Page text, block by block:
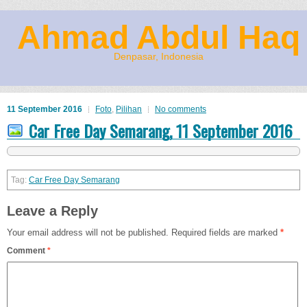
Ahmad Abdul Haq
Denpasar, Indonesia
11 September 2016 Foto, Pilihan No comments
Car Free Day Semarang, 11 September 2016
Car Free Day Semarang
Leave a Reply
Your email address will not be published. Required fields are marked *
Comment *